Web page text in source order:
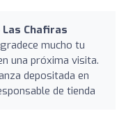
Chafiras
mucho tu
una próxima visita.
depositada en
de tienda